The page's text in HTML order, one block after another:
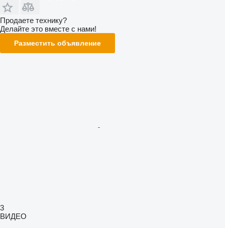
Продаете технику?
Делайте это вместе с нами!
Разместить объявление
3
ВИДЕО